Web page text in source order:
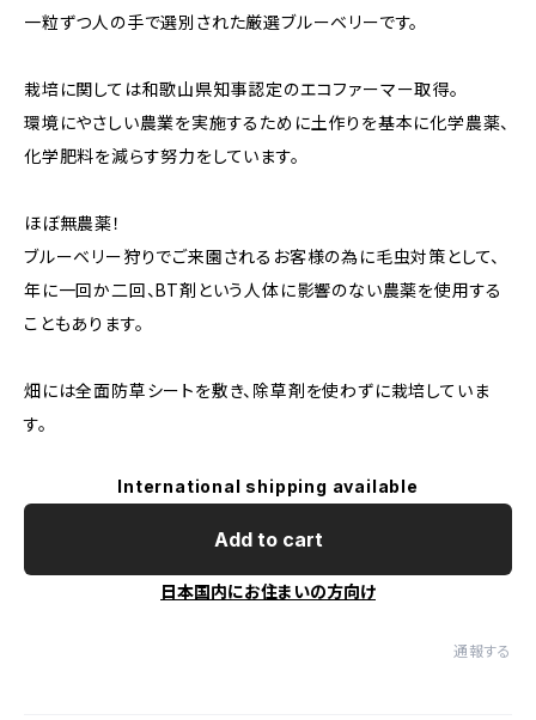
一粒ずつ人の手で選別された厳選ブルーベリーです。
栽培に関しては和歌山県知事認定のエコファーマー取得。
環境にやさしい農業を実施するために土作りを基本に化学農薬、
化学肥料を減らす努力をしています。
ほぼ無農薬！
ブルーベリー狩りでご来園されるお客様の為に毛虫対策として、
年に一回か二回、BT剤という人体に影響のない農薬を使用する
こともあります。
畑には全面防草シートを敷き、除草剤を使わずに栽培していま
す。
International shipping available
Add to cart
日本国内にお住まいの方向け
通報する